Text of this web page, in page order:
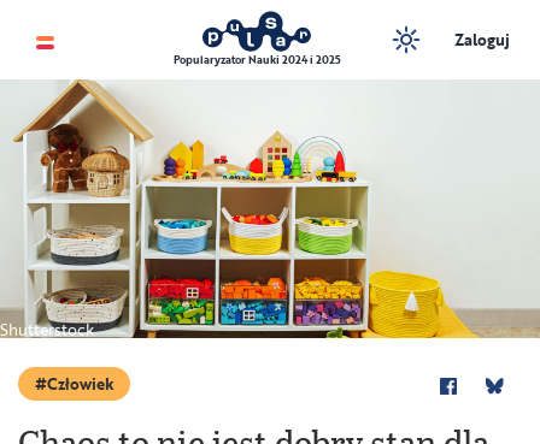
Popularyzator Nauki 2024 i 2025
Zaloguj
Shutterstock
Człowiek